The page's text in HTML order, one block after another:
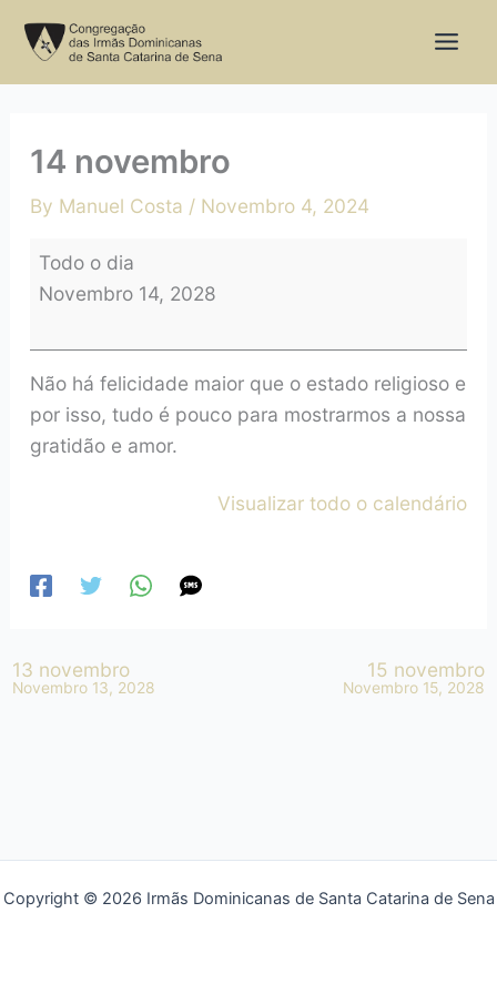
14 novembro
By Manuel Costa / Novembro 4, 2024
novembro
Todo o dia
Novembro 14, 2028
Não há felicidade maior que o estado religioso e
por isso, tudo é pouco para mostrarmos a nossa
gratidão e amor.
Visualizar todo o calendário
13 novembro
Novembro 13, 2028
15 novembro
Novembro 15, 2028
Copyright © 2026 Irmãs Dominicanas de Santa Catarina de Sena